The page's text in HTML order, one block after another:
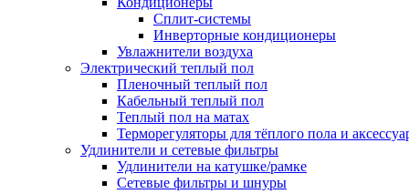
Сплит-системы
Инверторные кондиционеры
Увлажнители воздуха
Электрический теплый пол
Пленочный теплый пол
Кабельный теплый пол
Теплый пол на матах
Терморегуляторы для тёплого пола и
Удлинители и сетевые фильтры
Удлинители на катушке/рамке
Сетевые фильтры и шнуры